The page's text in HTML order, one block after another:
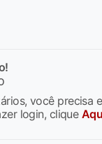
você precisa
login, clique